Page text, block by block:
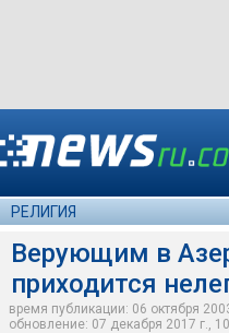
РЕЛИГИЯ
Верующим в
приходится
время публикации: 06 октября
обновление: 07 декабря 2017 г.,